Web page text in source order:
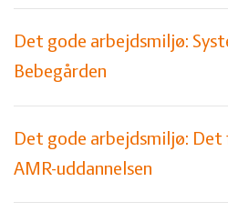
Det gode arbejdsmiljø:
Bebegården
Det gode arbejdsmiljø: Det
AMR-uddannelsen